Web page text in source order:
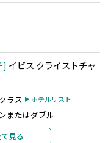
～（おひとり様あ
くはお問い合わせ
イビス クライストチャ
ラス ホテルリスト
またはダブル
利用
て見る